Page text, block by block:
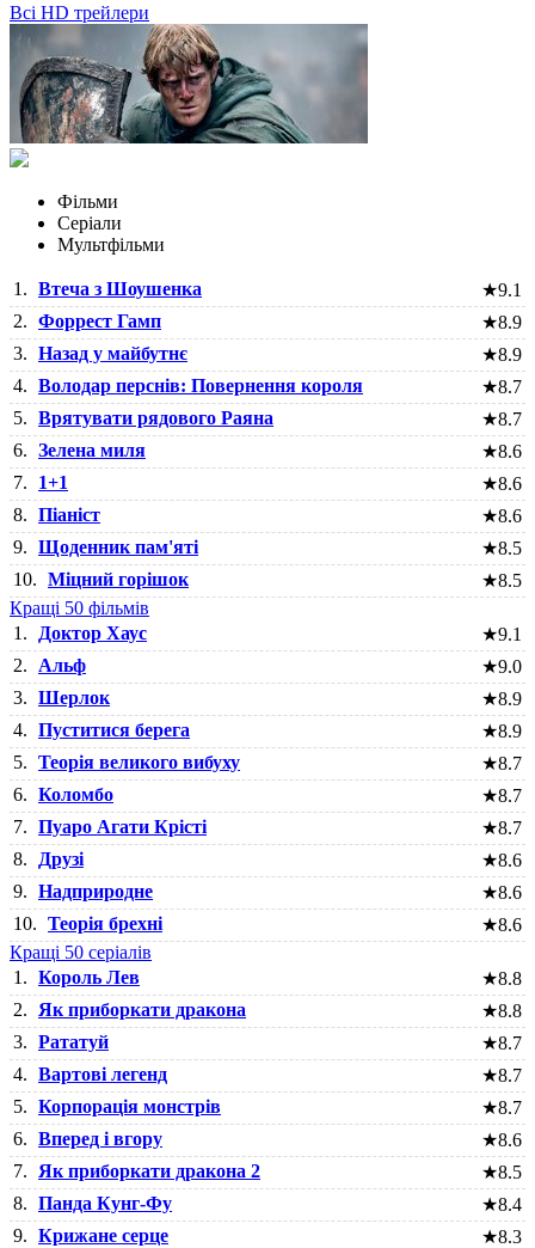
Всі HD трейлери
Фільми
Серіали
Мультфільми
1. Втеча з Шоушенка ★9.1
2. Форрест Гамп ★8.9
3. Назад у майбутнє ★8.9
4. Володар перснів: Повернення короля ★8.7
5. Врятувати рядового Раяна ★8.7
6. Зелена миля ★8.6
7.
1+1 ★8.6
8. Піаніст ★8.6
9. Щоденник пам'яті ★8.5
10. Міцний горішок ★8.5
Кращі 50 фільмів
1.
Доктор Хаус ★9.1
2.
Альф ★9.0
3. Шерлок ★8.9
4. Пуститися берега ★8.9
5. Теорія великого вибуху ★8.7
6. Коломбо ★8.7
7. Пуаро Агати Крісті ★8.7
8.
Друзі ★8.6
9. Надприродне ★8.6
10. Теорія брехні ★8.6
Кращі 50 серіалів
1. Король Лев ★8.8
2.
Як приборкати дракона ★8.8
3. Рататуй ★8.7
4. Вартові легенд ★8.7
5. Корпорація монстрів ★8.7
6. Вперед і вгору ★8.6
7.
Як приборкати дракона 2 ★8.5
8. Панда Кунг-Фу ★8.4
9. Крижане серце ★8.3